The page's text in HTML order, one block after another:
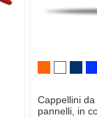
Cappellini
pannelli, in